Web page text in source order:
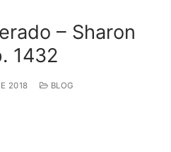
– Sharon
1432
2018
BLOG